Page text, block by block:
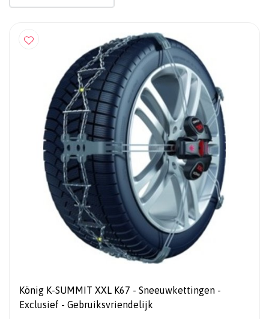
König K-SUMMIT XXL K67 - Sneeuwkettingen -
Exclusief - Gebruiksvriendelijk